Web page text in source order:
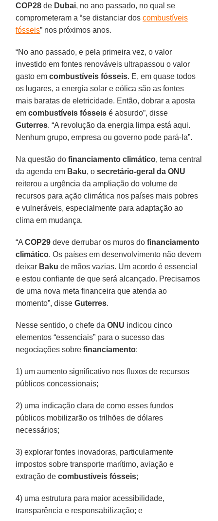
COP28 de Dubai, no ano passado, no qual se
comprometeram a “se distanciar doscombustíveis
fósseis” nos próximos anos.
“No ano passado, e pela primeira vez, o valor
investido em fontes renováveis ultrapassou o valor
gasto emcombustíveis fósseis. E, em quase todos
os lugares, a energia solar e eólica são as fontes
mais baratas de eletricidade. Então, dobrar a aposta
emcombustíveis fósseis é absurdo”, disse
Guterres. “A revolução da energia limpa está aqui.
Nenhum grupo, empresa ou governo pode pará-la”.
Na questão dofinanciamento climático, tema central
da agenda em Baku, osecretário-geral da ONU
reiterou a urgência da ampliação do volume de
recursos para ação climática nos países mais pobres
e vulneráveis, especialmente para adaptação ao
clima em mudança.
“ACOP29 deve derrubar os muros dofinanciamento
climático. Os países em desenvolvimento não devem
deixar Baku de mãos vazias. Um acordo é essencial
e estou confiante de que será alcançado. Precisamos
de uma nova meta financeira que atenda ao
momento”, disseGuterres.
Nesse sentido, o chefe daONU indicou cinco
elementos “essenciais” para o sucesso das
negociações sobrefinanciamento:
1) um aumento significativo nos fluxos de recursos
públicos concessionais;
2) uma indicação clara de como esses fundos
públicos mobilizarão os trilhões de dólares
necessários;
3) explorar fontes inovadoras, particularmente
impostos sobre transporte marítimo, aviação e
extração decombustíveis fósseis;
4) uma estrutura para maior acessibilidade,
transparência e responsabilização; e